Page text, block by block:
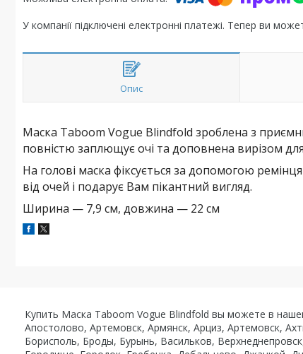
У компанії підключені електронні платежі. Тепер ви
Опис
Маска Taboom Vogue Blindfold зроблена з
повністю заплющує очі та доповнена вирізом
На голові маска фіксується за допомогою
від очей і подарує Вам пікантний вигляд.
Ширина — 7,9 см, довжина — 22 см
Купить Маска Taboom Vogue Blindfold вы можете в
Апостолово, Артемовск, Армянск, Арциз, Артемовск,
Борисполь, Броды, Бурынь, Васильков,